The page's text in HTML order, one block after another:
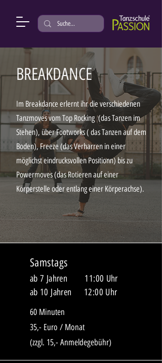
BREAKDANCE
Im Breakdance erlernt ihr die verschiedenen
Tanzmoves vom Top Rocking (das Tanzen im
Stehen), über Footworks ( das Tanzen auf dem
Boden), Freeze (das Verharren in einer
möglichst eindrucksvollen Positionn) bis zu
Powermoves (das Rotieren auf einer
Körperstelle oder entlang einer Körperachse).
Samstags
ab 7 Jahren 11:00 Uhr
ab 10 Jahren 12:00 Uhr
60 Minuten
35,- Euro / Monat
(zzgl. 15,- Anmeldegebühr)